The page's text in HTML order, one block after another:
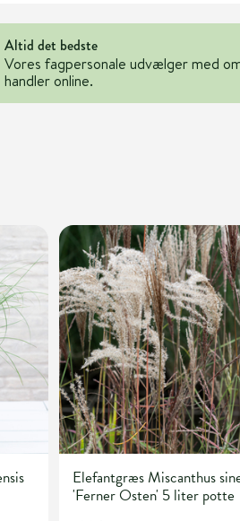
Altid det bedste
Vores fagpersonale udvælger med
handler online.
Elefantgræs Miscanthus
'Ferner Osten' 5 liter potte